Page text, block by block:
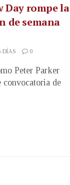
Day rompe la
de semana
DÍAS 0
Peter Parker
de